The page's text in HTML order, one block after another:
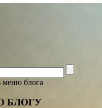
меню блога
БЛОГУ